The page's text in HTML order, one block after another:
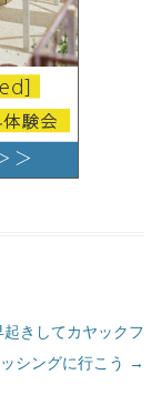
きしてカヤックフ
シングに行こう →